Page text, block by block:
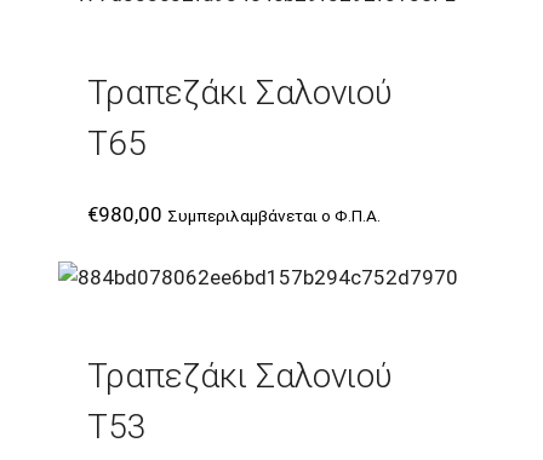
Τραπεζάκι Σαλονιού
T65
€980,00 Συμπεριλαμβάνεται ο Φ.Π.Α.
Τραπεζάκι Σαλονιού
T53